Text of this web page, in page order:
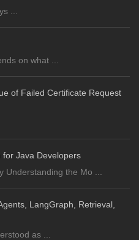
...
on what ...
of Failed Certificate Request
for Java Developers
Understanding the Mo ...
LangGraph, Retrieval,
as ...